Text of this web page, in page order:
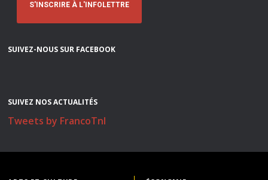
S'INSCRIRE À L'INFOLETTRE
SUIVEZ-NOUS SUR FACEBOOK
SUIVEZ NOS ACTUALITÉS
Tweets by FrancoTnl